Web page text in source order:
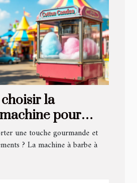
la
pour
à papa ?
une touche gourmande et
? La machine à barbe à